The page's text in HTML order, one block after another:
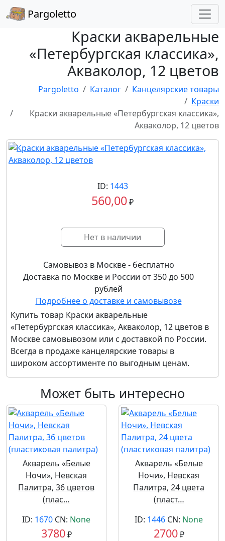
Pargoletto
Краски акварельные
«Петербургская классика»,
Акваколор, 12 цветов
Pargoletto Каталог
Канцелярские товары
Краски
Краски акварельные «Петербургская классика»,
Акваколор, 12 цветов
ID: 1443
560,00₽
Нет в наличии
Самовывоз в Москве - бесплатно
Доставка по Москве и России от 350 до 500
рублей
Подробнее о доставке и самовывозе
Купить товар Краски акварельные
«Петербургская классика», Акваколор, 12 цветов в
Москве самовывозом или с доставкой по России.
Всегда в продаже канцелярские товары в
широком ассортименте по выгодным ценам.
Может быть интересно
Акварель «Белые
Ночи», Невская
Палитра, 36 цветов
(плас…
ID: 1670 CN: None
3780₽
Акварель «Белые
Ночи», Невская
Палитра, 24 цвета
(пласт…
ID: 1446 CN: None
2700₽